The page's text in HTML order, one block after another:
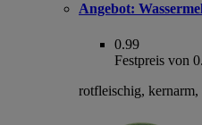
Angebot:
0.99
Festpreis von
rotfleischig,